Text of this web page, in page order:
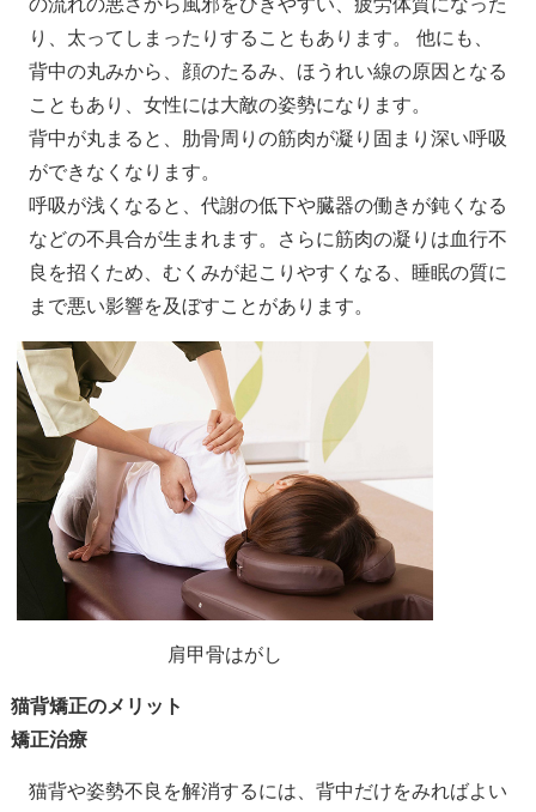
の流れの悪さから風邪をひきやすい、疲労体質になった
り、太ってしまったりすることもあります。 他にも、
背中の丸みから、顔のたるみ、ほうれい線の原因となる
こともあり、女性には大敵の姿勢になります。
背中が丸まると、肋骨周りの筋肉が凝り固まり深い呼吸
ができなくなります。
呼吸が浅くなると、代謝の低下や臓器の働きが鈍くなる
などの不具合が生まれます。さらに筋肉の凝りは血行不
良を招くため、むくみが起こりやすくなる、睡眠の質に
まで悪い影響を及ぼすことがあります。
肩甲骨はがし
猫背矯正のメリット
矯正治療
猫背や姿勢不良を解消するには、背中だけをみればよい